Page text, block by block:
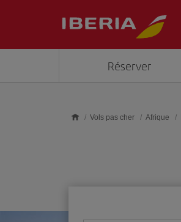
Réserver
Vols pas cher Afrique